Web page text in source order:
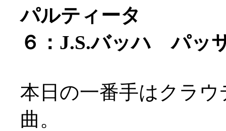
パルティータ
６：J.S.バッハ パッ
本日の一番手はクラ
曲。